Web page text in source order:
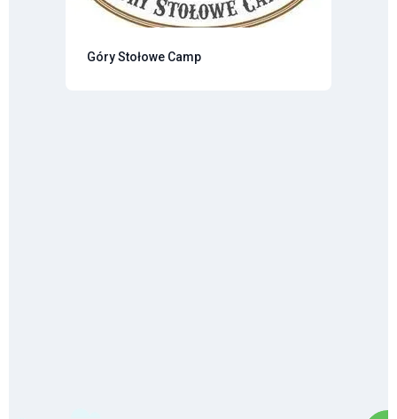
Góry Stołowe Camp